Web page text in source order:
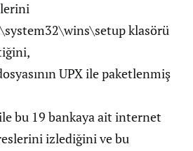
klasörü
UPX ile paketlenmiş
bu 19 bankaya ait internet
izlediğini ve bu